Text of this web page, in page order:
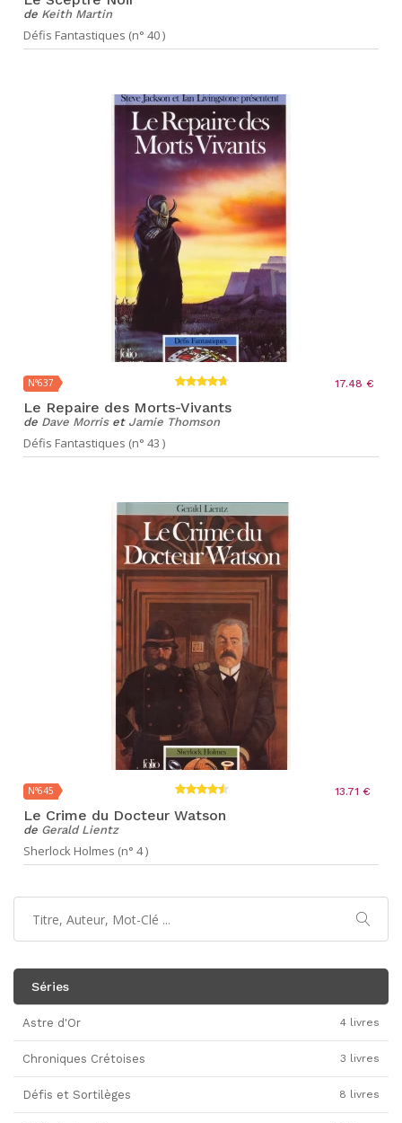
de Keith Martin
Défis Fantastiques (n° 40 )
N°637 17.48 €
Le Repaire des Morts-Vivants
de Dave Morriset Jamie Thomson
Défis Fantastiques (n° 43 )
N°645 13.71 €
Le Crime du Docteur Watson
de Gerald Lientz
Sherlock Holmes (n° 4 )
Séries
Astre d'Or 4 livres
Chroniques Crétoises 3 livres
Défis et Sortilèges 8 livres